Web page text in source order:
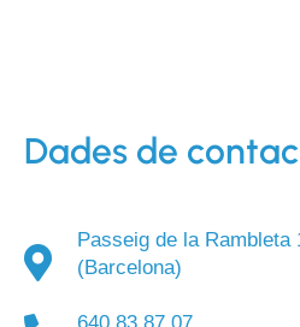
Dades de
Passeig de la Rambleta
(Barcelona)
640 83 87 07